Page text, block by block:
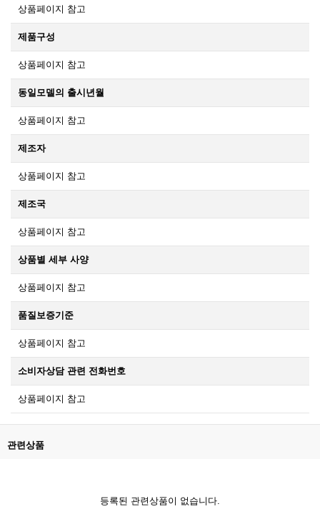
상품페이지 참고
제품구성
상품페이지 참고
동일모델의 출시년월
상품페이지 참고
제조자
상품페이지 참고
제조국
상품페이지 참고
상품별 세부 사양
상품페이지 참고
품질보증기준
상품페이지 참고
소비자상담 관련 전화번호
상품페이지 참고
관련상품
등록된 관련상품이 없습니다.